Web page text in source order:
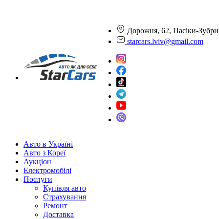
Дорожня, 62, Пасіки-
starcars.lviv@gmail.com
Авто в Україні
Авто з Кореї
Аукціон
Електромобілі
Послуги
Купівля авто
Страхування
Ремонт
Доставка